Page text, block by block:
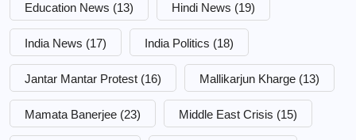
Education News (13) Hindi News (19)
India News (17) India Politics (18)
Jantar Mantar Protest (16) Mallikarjun Kharge (13)
Mamata Banerjee (23) Middle East Crisis (15)